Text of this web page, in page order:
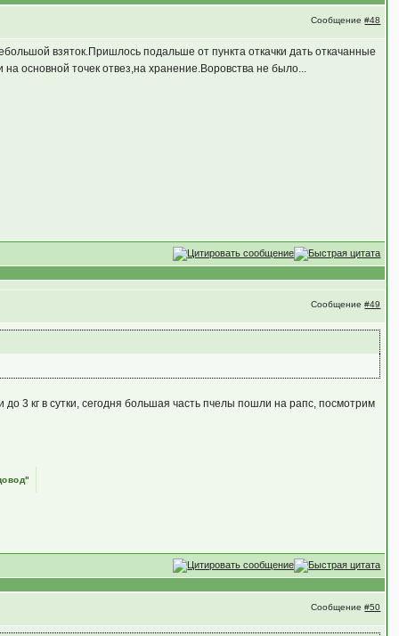
Сообщение#48
взяток.Пришлось подальше от пункта откачки дать откачанные
основной точек отвез,на хранение.Воровства не было...
Сообщение#49
3 кг в сутки, сегодня большая часть пчелы пошли на рапс, посмотрим
Сообщение#50